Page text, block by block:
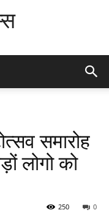
समारोह
लोगो को
0
250